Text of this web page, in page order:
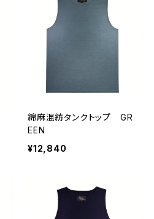
綿麻混紡タンクトップ GR
EEN
¥12,840